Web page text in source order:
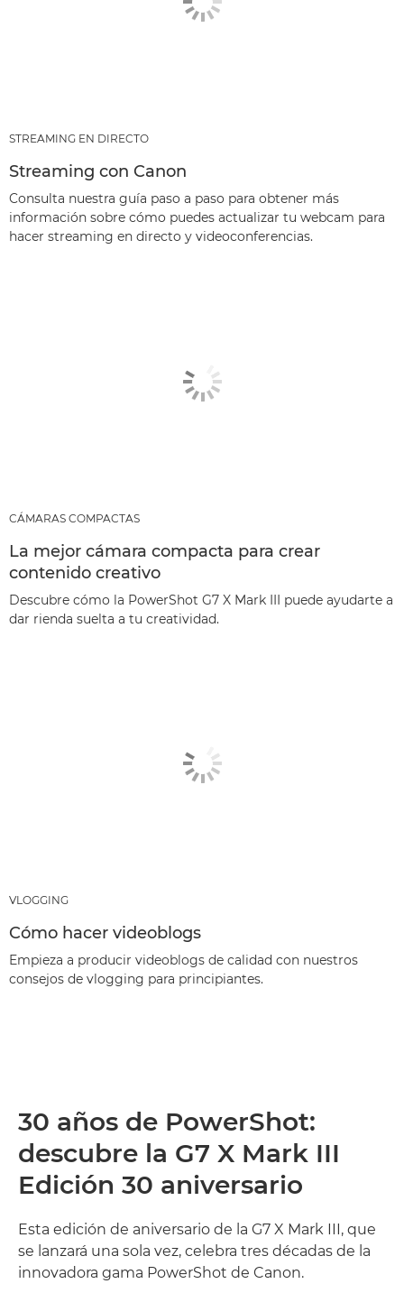
STREAMING EN DIRECTO
Streaming con Canon
Consulta nuestra guía paso a paso para obtener más
información sobre cómo puedes actualizar tu webcam para
hacer streaming en directo y videoconferencias.
CÁMARAS COMPACTAS
La mejor cámara compacta para crear
contenido creativo
Descubre cómo la PowerShot G7 X Mark III puede ayudarte a
dar rienda suelta a tu creatividad.
VLOGGING
Cómo hacer videoblogs
Empieza a producir videoblogs de calidad con nuestros
consejos de vlogging para principiantes.
30 años de PowerShot:
descubre la G7 X Mark III
Edición 30 aniversario
Esta edición de aniversario de la G7 X Mark III, que
se lanzará una sola vez, celebra tres décadas de la
innovadora gama PowerShot de Canon.